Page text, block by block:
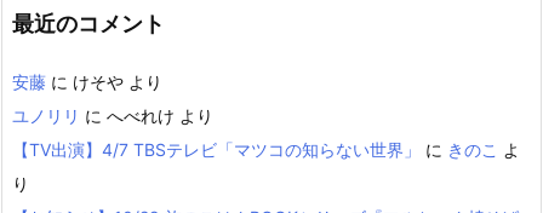
最近のコメント
安藤 に けそや より
ユノリリ に へべれけ より
【TV出演】4/7 TBSテレビ「マツコの知らない世界」
に きのこ よ
り